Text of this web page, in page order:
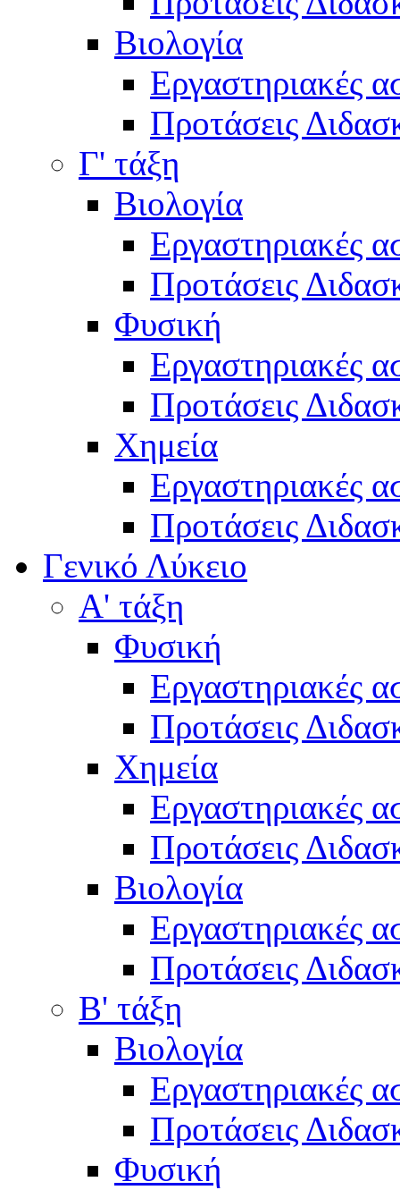
Βιολογία
Εργαστηριακές
Προτάσεις
Γ' τάξη
Βιολογία
Εργαστηριακές
Προτάσεις
Φυσική
Εργαστηριακές
Προτάσεις
Χημεία
Εργαστηριακές
Προτάσεις
Γενικό Λύκειο
Α' τάξη
Φυσική
Εργαστηριακές
Προτάσεις
Χημεία
Εργαστηριακές
Προτάσεις
Βιολογία
Εργαστηριακές
Προτάσεις
Β' τάξη
Βιολογία
Εργαστηριακές
Προτάσεις
Φυσική